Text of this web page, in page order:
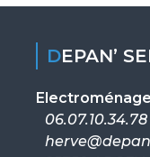
DEPAN’
06.07.10.34.78